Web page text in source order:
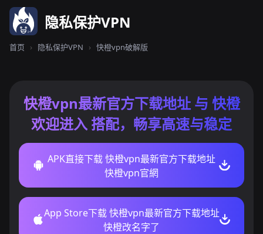
隐私保护VPN
首页 › 隐私保护VPN › 快橙vpn破解版
快橙vpn最新官方下载地址 与 快橙
欢迎进入 搭配，畅享高速与稳定
APK直接下载 快橙vpn最新官方下载地址
快橙vpn官網
App Store下载 快橙vpn最新官方下载地址
快橙改名字了